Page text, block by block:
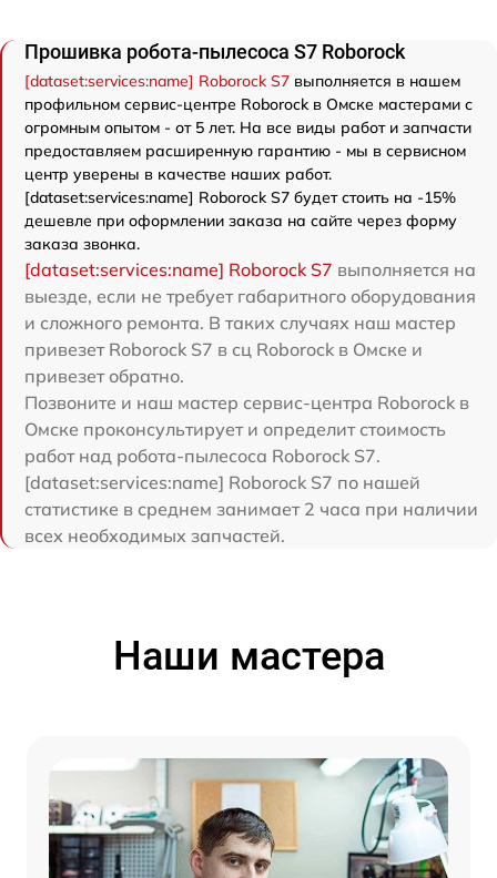
Прошивка робота-пылесоса S7 Roborock
[dataset:services:name] Roborock S7 выполняется в нашем
профильном сервис-центре Roborock в Омске мастерами с
огромным опытом - от 5 лет. На все виды работ и запчасти
предоставляем расширенную гарантию - мы в сервисном
центр уверены в качестве наших работ.
[dataset:services:name] Roborock S7 будет стоить на -15%
дешевле при оформлении заказа на сайте через форму
заказа звонка.
[dataset:services:name] Roborock S7 выполняется на
выезде, если не требует габаритного оборудования
и сложного ремонта. В таких случаях наш мастер
привезет Roborock S7 в сц Roborock в Омске и
привезет обратно.
Позвоните и наш мастер сервис-центра Roborock в
Омске проконсультирует и определит стоимость
работ над робота-пылесоса Roborock S7.
[dataset:services:name] Roborock S7 по нашей
статистике в среднем занимает 2 часа при наличии
всех необходимых запчастей.
Наши мастера